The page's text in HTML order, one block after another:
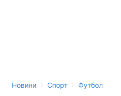
Новини › Спорт › Футбол